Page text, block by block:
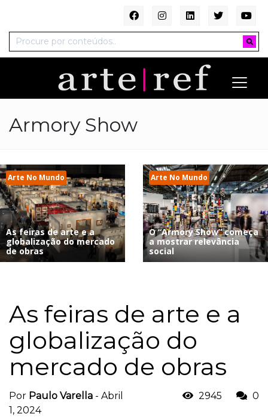
Armory Show
Arte No Mundo
As feiras de arte e a
globalização do mercado
de obras
Arte No Mundo
O “Armory Show” começa
a mostrar relevância
social
As feiras de arte e a
globalização do
mercado de obras
Por Paulo Varella - Abril
1, 2024
2945 0